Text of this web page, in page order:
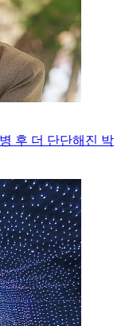
후 더 단단해진 박